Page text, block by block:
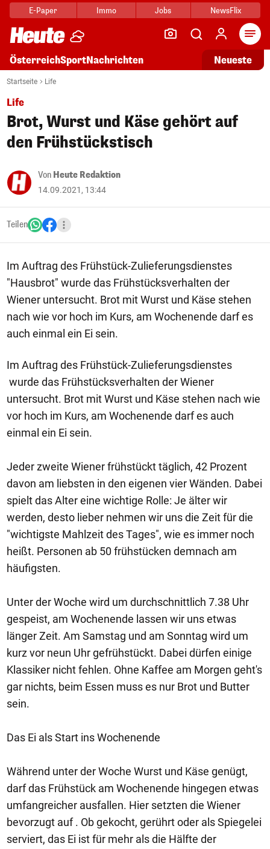
E-Paper Immo Jobs NewsFlix
ÖsterreichSportNachrichten Neueste
Startseite Life
Life
Brot, Wurst und Käse gehört auf
den Frühstückstisch
Von Heute Redaktion
14.09.2021, 13:44
Teilen
Im Auftrag des Frühstück-Zulieferungsdienstes
"Hausbrot" wurde das Frühstücksverhalten der
Wiener untersucht. Brot mit Wurst und Käse stehen
nach wie vor hoch im Kurs, am Wochenende darf es
auch einmal ein Ei sein.
Im Auftrag des Frühstück-Zulieferungsdienstes
wurde das Frühstücksverhalten der Wiener
untersucht. Brot mit Wurst und Käse stehen nach wie
vor hoch im Kurs, am Wochenende darf es auch
einmal ein Ei sein.
Jeder zweite Wiener frühstückt täglich, 42 Prozent
davon am liebsten in den eigenen vier Wänden. Dabei
spielt das Alter eine wichtige Rolle: Je älter wir
werden, desto lieber nehmen wir uns die Zeit für die
"wichtigste Mahlzeit des Tages", wie es immer noch
heißt. Personen ab 50 frühstücken demnach am
häufigsten.
Unter der Woche wird um durchschnittlich 7.38 Uhr
gespeist, am Wochenende lassen wir uns etwas
länger Zeit. Am Samstag und am Sonntag wird um
kurz vor neun Uhr gefrühstückt. Dabei dürfen einige
Klassiker nicht fehlen. Ohne Kaffee am Morgen geht's
gar nichts, beim Essen muss es nur Brot und Butter
sein.
Das Ei als Start ins Wochenende
Während unter der Woche Wurst und Käse genügt,
darf das Frühstück am Wochenende hingegen etwas
umfangreicher ausfallen. Hier setzten die Wiener
bevorzugt auf . Ob gekocht, gerührt oder als Spiegelei
serviert, das Ei ist für mehr als die Hälfte der